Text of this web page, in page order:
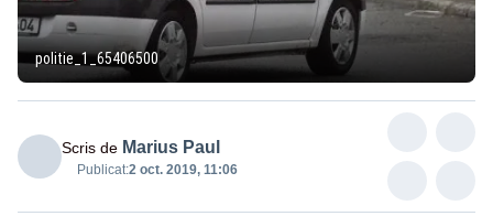
politie_1_65406500
Scris de Marius Paul
Publicat:2 oct. 2019, 11:06